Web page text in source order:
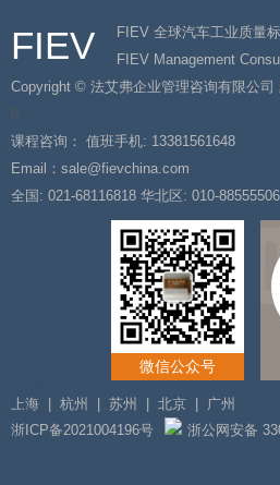
FIEV
FIEV 全球汽车工业质量
FIEV Management
Copyright © 法艾弗企业管理咨询有限公司
0
课程咨询： 值班手机: 13381561648
Email：sale@fievchina.com
全国: 021-68116818 华北区: 010-88555506
微信公众号
上海 杭州 苏州 北京
广州
浙ICP备2021004196号
浙公网安备
cqi培训
班组长培训